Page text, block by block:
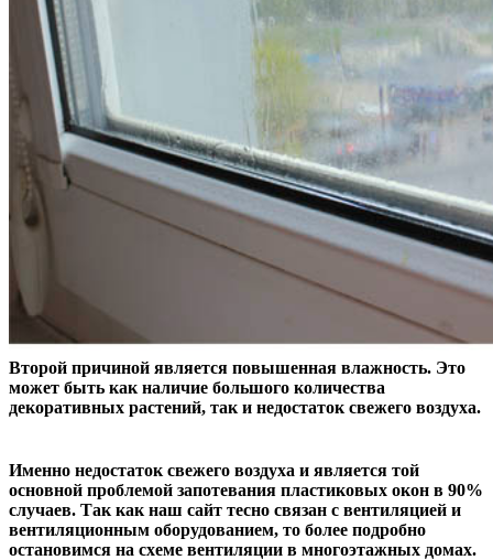
Второй причиной является повышенная влажность. Это
может быть как наличие большого количества
декоративных растений, так и недостаток свежего воздуха.
Именно недостаток свежего воздуха и является той
основной проблемой запотевания пластиковых окон в 90%
случаев. Так как наш сайт тесно связан с вентиляцией и
вентиляционным оборудованием, то более подробно
остановимся на схеме вентиляции в многоэтажных домах.